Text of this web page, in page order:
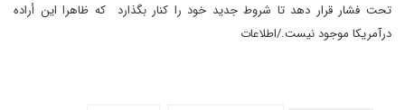
تحت فشار قرار دهد تا شروط جدید خود را کنار بگذارد که ظاهرا این أراده
درآمریکا موجود نیست./اطلاعات